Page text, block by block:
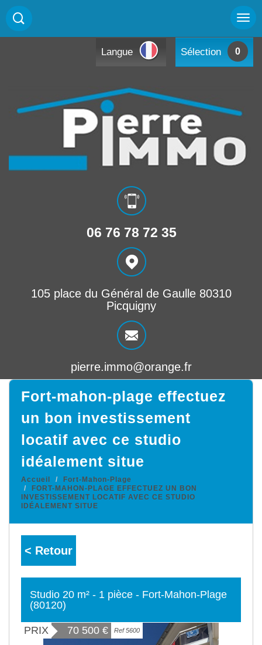
Langue Sélection 0
06 76 78 72 35
105 place du Général de Gaulle 80310
Picquigny
pierre.immo@orange.fr
fort-mahon-plage effectuez
un bon investissement
locatif avec ce studio
idéalement situe
Accueil
Fort-Mahon-Plage
FORT-MAHON-PLAGE EFFECTUEZ UN BON
INVESTISSEMENT LOCATIF AVEC CE STUDIO
IDÉALEMENT SITUE
< Retour
Studio 20 m² - 1 pièce - Fort-Mahon-Plage
(80120)
PRIX 70 500 € Ref 5600